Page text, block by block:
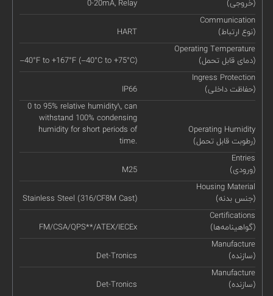
(خروجی)
0-20mA, Relay
Communication
(نوع ارتباط)
HART
Operating Temperature
(دمای قابل تحمل)
–40°F to +167°F (–40°C to +75°C)
Ingress Protection
(حفاظت داخلی)
IP66
Operating Humidity
(رطوبت قابل تحمل)
0 to 95% relative humidity\, can
withstand 100% condensing
humidity for short periods of
time.
Entries
(ورودی)
M25
Housing Material
(جنس بدنه)
Stainless Steel (316/CF8M Cast)
Certifications
(گواهینامه‌ها)
FM/CSA/QPS**/ATEX/IECEx
Manufacture
(سازنده)
Det-Tronics
Manufacture
(سازنده)
Det-Tronics